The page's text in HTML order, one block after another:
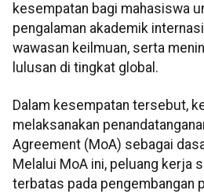
kesempatan bagi mahasiswa
pengalaman akademik
wawasan keilmuan, serta
lulusan di tingkat global.
Dalam kesempatan tersebut,
melaksanakan
Agreement (MoA) sebagai
Melalui MoA ini, peluang kerja
terbatas pada pengembangan